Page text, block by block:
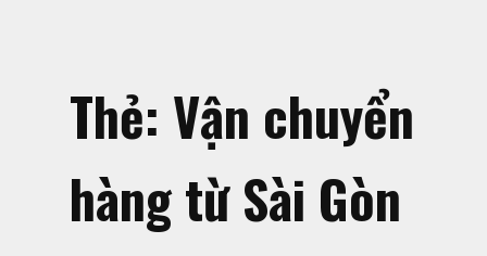
Thẻ: Vận chuyển
hàng từ Sài Gòn